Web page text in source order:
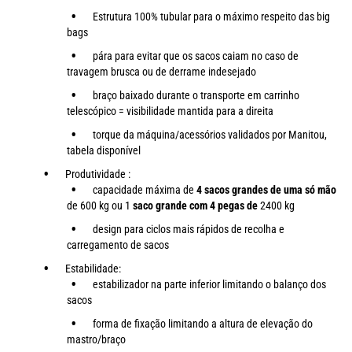
Estrutura 100% tubular para o máximo respeito das big
bags
pára para evitar que os sacos caiam no caso de
travagem brusca ou de derrame indesejado
braço baixado durante o transporte em carrinho
telescópico = visibilidade mantida para a direita
torque da máquina/acessórios validados por Manitou,
tabela disponível
Produtividade :
capacidade máxima de 4 sacos grandes de uma só mão
de 600 kg ou 1 saco grande com 4 pegas de2400 kg
design para ciclos mais rápidos de recolha e
carregamento de sacos
Estabilidade:
estabilizador na parte inferior limitando o balanço dos
sacos
forma de fixação limitando a altura de elevação do
mastro/braço